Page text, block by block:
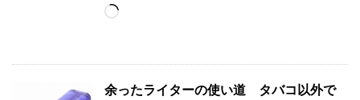
読
み
余ったライターの使い道 タバコ以外で